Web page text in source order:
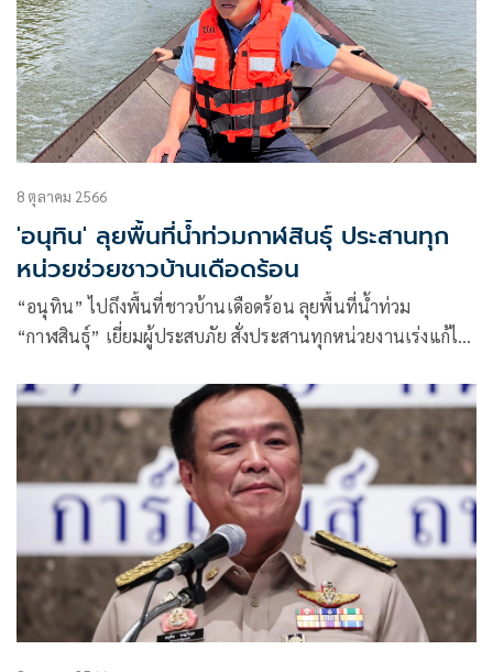
8 ตุลาคม 2566
'อนุทิน' ลุยพื้นที่น้ำท่วมกาฬสินธุ์ ประสานทุก
หน่วยช่วยชาวบ้านเดือดร้อน
“อนุทิน” ไปถึงพื้นที่ชาวบ้านเดือดร้อน ลุยพื้นที่น้ำท่วม
“กาฬสินธุ์” เยี่ยมผู้ประสบภัย สั่งประสานทุกหน่วยงานเร่งแก้ไข